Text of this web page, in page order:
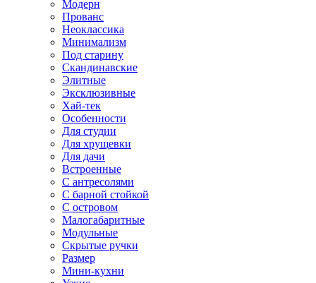
Модерн
Прованс
Неоклассика
Минимализм
Под старину
Скандинавские
Элитные
Эксклюзивные
Хай-тек
Особенности
Для студии
Для хрущевки
Для дачи
Встроенные
С антресолями
С барной стойкой
С островом
Малогабаритные
Модульные
Скрытые ручки
Размер
Мини-кухни